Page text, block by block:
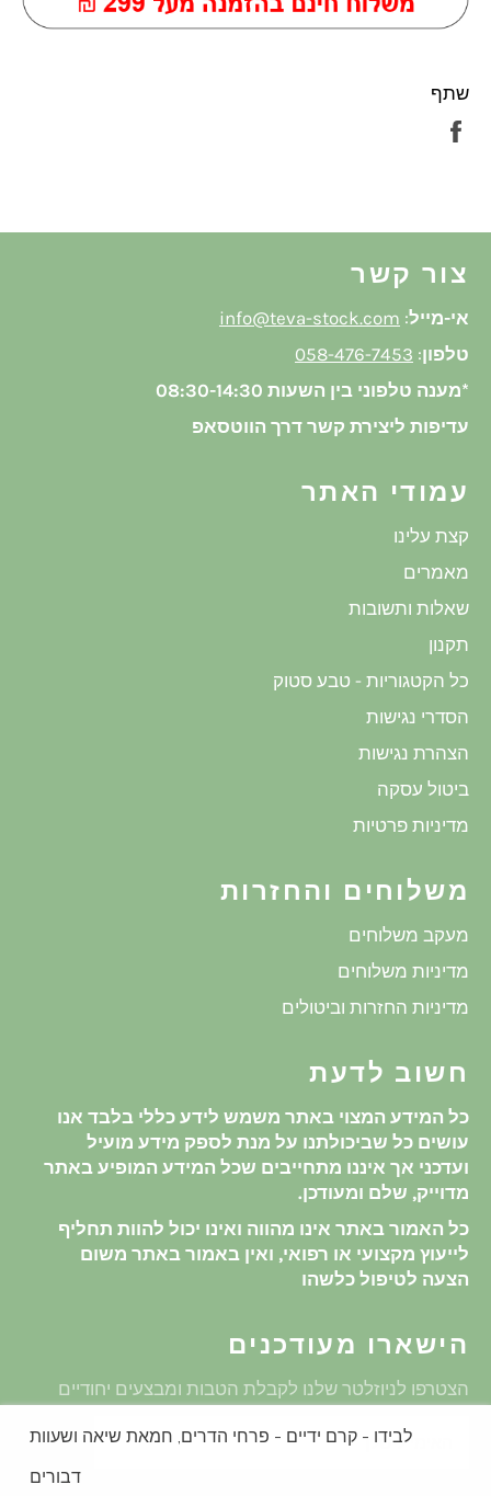
שתף
צור קשר
אי-מייל:
info@teva-stock.com
טלפון:
058-476-7453
*מענה טלפוני בין השעות 08:30-14:30
עדיפות ליצירת קשר דרך הווטסאפ
עמודי האתר
קצת עלינו
מאמרים
שאלות ותשובות
תקנון
כל הקטגוריות - טבע סטוק
הסדרי נגישות
הצהרת נגישות
ביטול עסקה
מדיניות פרטיות
משלוחים והחזרות
מעקב משלוחים
מדיניות משלוחים
מדיניות החזרות וביטולים
חשוב לדעת
כל המידע המצוי באתר משמש לידע כללי בלבד אנו
עושים כל שביכולתנו על מנת לספק מידע מועיל
ועדכני אך איננו מתחייבים שכל המידע המופיע באתר
מדוייק, שלם ומעודכן.
כל האמור באתר אינו מהווה ואינו יכול להוות תחליף
לייעוץ מקצועי או רפואי, ואין באמור באתר משום
הצעה לטיפול כלשהו
הישארו מעודכנים
הצטרפו לניוזלטר שלנו לקבלת הטבות ומבצעים יחודיים
שלח
לבידו - קרם ידיים - פרחי הדרים, חמאת שיאה ושעוות
דבורים